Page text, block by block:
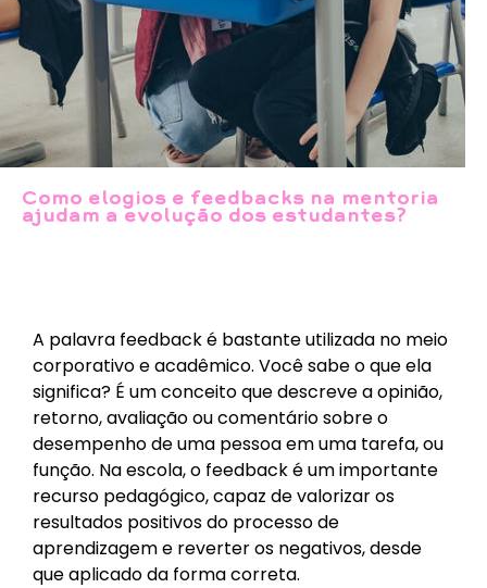
Como elogios e feedbacks na mentoria
ajudam a evolução dos estudantes?
A palavra feedback é bastante utilizada no meio
corporativo e acadêmico. Você sabe o que ela
significa? É um conceito que descreve a opinião,
retorno, avaliação ou comentário sobre o
desempenho de uma pessoa em uma tarefa, ou
função. Na escola, o feedback é um importante
recurso pedagógico, capaz de valorizar os
resultados positivos do processo de
aprendizagem e reverter os negativos, desde
que aplicado da forma correta.